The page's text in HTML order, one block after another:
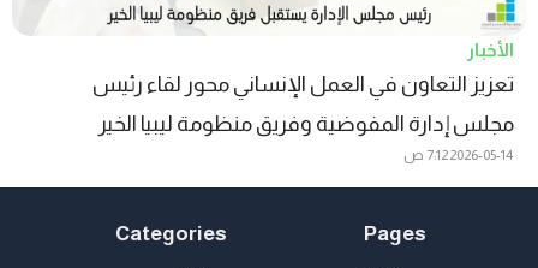
الأخبار
تعزيز التعاون في العمل الإنساني محور لقاء رئيس
مجلس إدارة المفوضية وفريق منظومة ليبيا الخير
2026-05-147:12 ص
Pages
Categories